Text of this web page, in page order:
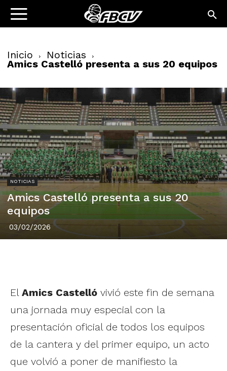
Inicio Noticias
Amics Castelló presenta a sus 20 equipos
NOTICIAS
Amics Castelló presenta a sus 20
equipos
03/02/2026
El Amics Castelló vivió este fin de semana
una jornada muy especial con la
presentación oficial de todos los equipos
de la cantera y del primer equipo, un acto
que volvió a poner de manifiesto la